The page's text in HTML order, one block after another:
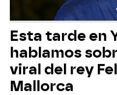
Esta tarde en
hablamos
viral del rey
Mallorca